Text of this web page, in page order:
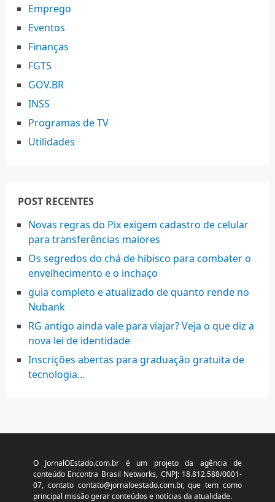
Emprego
Eventos
Finanças
FGTS
GOV.BR
INSS
Programas de TV
Utilidades
POST RECENTES
Novas regras do Pix exigem cadastro de celular
para transferências maiores
Os segredos do chá de hibisco para combater o
envelhecimento e o inchaço
guia completo e atualizado de quanto rende no
Nubank
RG antigo ainda vale para viajar? Veja o que diz a
nova lei de identidade
Inscrições abertas para graduação gratuita de
tecnologia…
O JornalOEstado.com.br é um projeto da agência de
conteúdo Encontra Brasil Networks, CNPJ: 18.812.588/0001-
07, contato contato@jornaloestado.com.br, que tem como
principal missão gerar conteúdos e notícias da atualidade.